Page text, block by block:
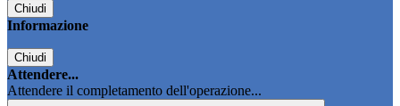
Chiudi
Informazione
Chiudi
Attendere...
Attendere il completamento dell'operazione...